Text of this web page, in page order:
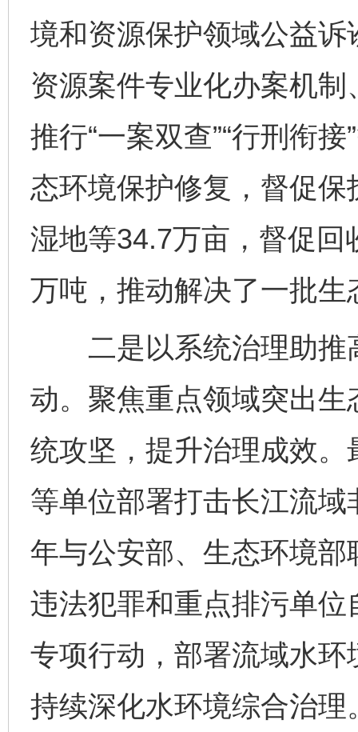
境和资源保护领域公益
资源案件专业化办案机
推行“一案双查”“行刑衔
态环境保护修复，督促
湿地等34.7万亩，督促
万吨，推动解决了一批
二是以系统治理助推
动。聚焦重点领域突出
统攻坚，提升治理成效
等单位部署打击长江流
年与公安部、生态环境
违法犯罪和重点排污单
专项行动，部署流域水
持续深化水环境综合治理